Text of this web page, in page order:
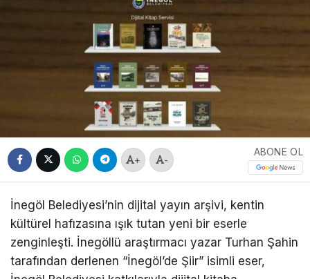
+ -
ABONE OL
İnegöl Belediyesi’nin dijital yayın arşivi, kentin
kültürel hafızasına ışık tutan yeni bir eserle
zenginleşti. İnegöllü araştırmacı yazar Turhan Şahin
tarafından derlenen “İnegöl’de Şiir” isimli eser,